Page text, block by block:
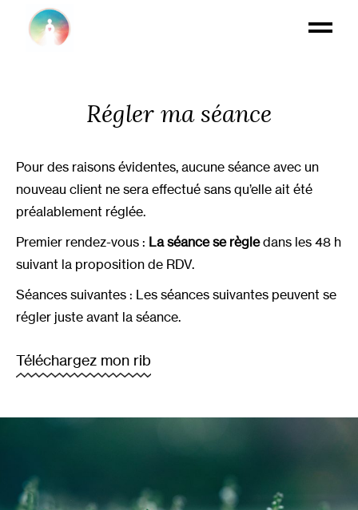
Régler ma séance
Pour des raisons évidentes, aucune séance avec un
nouveau client ne sera effectué sans qu’elle ait été
préalablement réglée.
Premier rendez-vous : La séance se règledans les 48 h
suivant la proposition de RDV.
Séances suivantes : Les séances suivantes peuvent se
régler juste avant la séance.
Téléchargez mon rib